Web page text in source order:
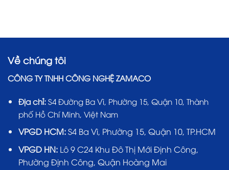
Về chúng tôi
CÔNG TY TNHH CÔNG NGHỆ ZAMACO
Địa chỉ: S4 Đường Ba Vì, Phường 15, Quận 10, Thành
phố Hồ Chí Minh, Việt Nam
VPGD HCM:S4 Ba Vì, Phường 15, Quận 10, TP.HCM
VPGD HN:Lô 9 C24 Khu Đô Thị Mới Định Công,
Phường Định Công, Quận Hoàng Mai